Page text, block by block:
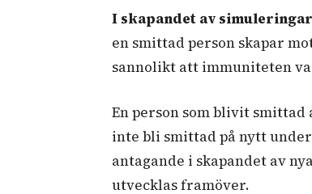
I skapandet av
en smittad person skapar
sannolikt att immuniteten
En person som blivit
inte bli smittad på nytt
antagande i skapandet av
utvecklas framöver.